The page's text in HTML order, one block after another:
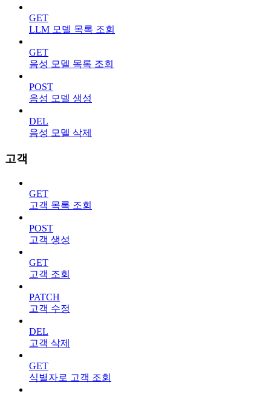
GET
LLM 모델 목록 조회
GET
음성 모델 목록 조회
POST
음성 모델 생성
DEL
음성 모델 삭제
고객
GET
고객 목록 조회
POST
고객 생성
GET
고객 조회
PATCH
고객 수정
DEL
고객 삭제
GET
식별자로 고객 조회